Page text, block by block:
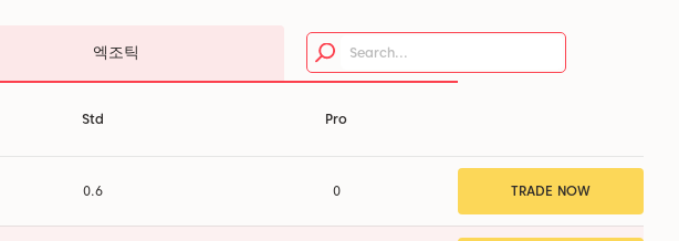
엑조틱
Std Pro
0.6 0 TRADE NOW